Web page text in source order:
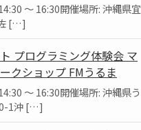
～ 16:30開催場所: 沖縄県宜
[…]
プログラミング体験会 マ
クショップ FMうるま
～ 16:30開催場所: 沖縄県う
1沖 […]